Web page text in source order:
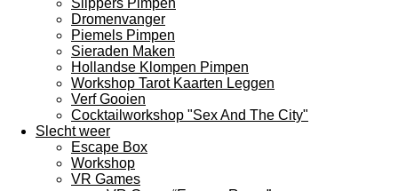
Slippers Pimpen
Dromenvanger
Piemels Pimpen
Sieraden Maken
Hollandse Klompen Pimpen
Workshop Tarot Kaarten Leggen
Verf Gooien
Cocktailworkshop "Sex And The City"
Slecht weer
Escape Box
Workshop
VR Games